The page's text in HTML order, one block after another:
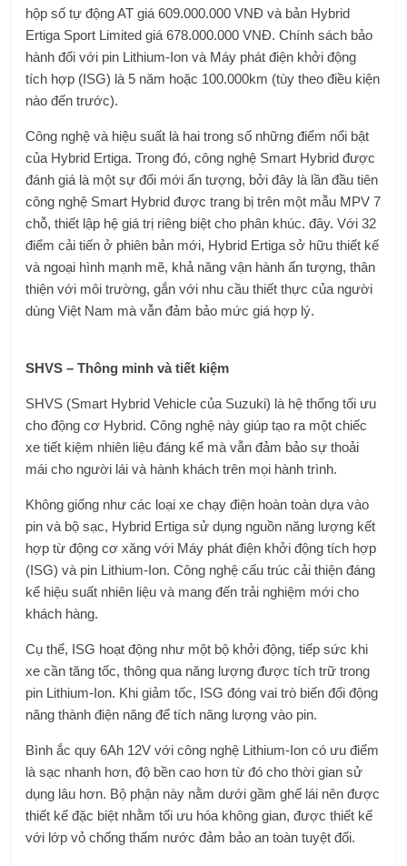
hộp số tự động AT giá 609.000.000 VNĐ và bản Hybrid
Ertiga Sport Limited giá 678.000.000 VNĐ. Chính sách bảo
hành đối với pin Lithium-Ion và Máy phát điện khởi động
tích hợp (ISG) là 5 năm hoặc 100.000km (tùy theo điều kiện
nào đến trước).
Công nghệ và hiệu suất là hai trong số những điểm nổi bật
của Hybrid Ertiga. Trong đó, công nghệ Smart Hybrid được
đánh giá là một sự đổi mới ấn tượng, bởi đây là lần đầu tiên
công nghệ Smart Hybrid được trang bị trên một mẫu MPV 7
chỗ, thiết lập hệ giá trị riêng biệt cho phân khúc. đây. Với 32
điểm cải tiến ở phiên bản mới, Hybrid Ertiga sở hữu thiết kế
và ngoại hình mạnh mẽ, khả năng vận hành ấn tượng, thân
thiện với môi trường, gắn với nhu cầu thiết thực của người
dùng Việt Nam mà vẫn đảm bảo mức giá hợp lý.
SHVS – Thông minh và tiết kiệm
SHVS (Smart Hybrid Vehicle của Suzuki) là hệ thống tối ưu
cho động cơ Hybrid. Công nghệ này giúp tạo ra một chiếc
xe tiết kiệm nhiên liệu đáng kể mà vẫn đảm bảo sự thoải
mái cho người lái và hành khách trên mọi hành trình.
Không giống như các loại xe chạy điện hoàn toàn dựa vào
pin và bộ sạc, Hybrid Ertiga sử dụng nguồn năng lượng kết
hợp từ động cơ xăng với Máy phát điện khởi động tích hợp
(ISG) và pin Lithium-Ion. Công nghệ cấu trúc cải thiện đáng
kể hiệu suất nhiên liệu và mang đến trải nghiệm mới cho
khách hàng.
Cụ thể, ISG hoạt động như một bộ khởi động, tiếp sức khi
xe cần tăng tốc, thông qua năng lượng được tích trữ trong
pin Lithium-Ion. Khi giảm tốc, ISG đóng vai trò biến đổi động
năng thành điện năng để tích năng lượng vào pin.
Bình ắc quy 6Ah 12V với công nghệ Lithium-Ion có ưu điểm
là sạc nhanh hơn, độ bền cao hơn từ đó cho thời gian sử
dụng lâu hơn. Bộ phận này nằm dưới gầm ghế lái nên được
thiết kế đặc biệt nhằm tối ưu hóa không gian, được thiết kế
với lớp vỏ chống thấm nước đảm bảo an toàn tuyệt đối.